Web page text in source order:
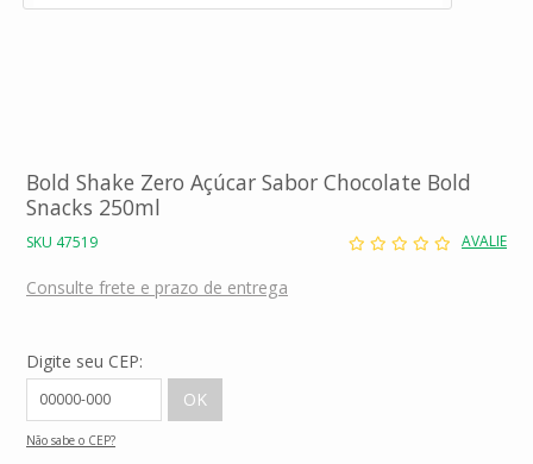
Bold Shake Zero Açúcar Sabor Chocolate Bold
Snacks 250ml
SKU 47519 AVALIE
Consulte frete e prazo de entrega
Digite seu CEP:
Não sabe o CEP?